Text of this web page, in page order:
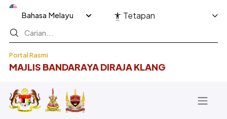
Langkau ke kandungan utama
Portal Rasmi
MAJLIS BANDARAYA DIRAJA KLANG
Select your language Tetapan